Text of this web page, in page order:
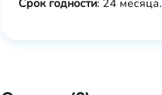
Срок годности: 24 месяца.